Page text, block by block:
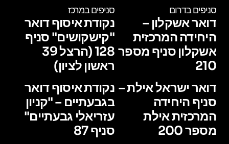
סניפים בדרום
דואר אשקלון –
היחידה המרכזית
אשקלון סניף מספר
210
דואר ישראל אילת –
סניף היחידה
המרכזית אילת
מספר 200
סניפים במרכז
נקודת איסוף דואר
"קישקושים" סניף
128 (הרצל 39
ראשון לציון)
נקודת איסוף דואר
בגבעתיים – "קניון
עזריאלי גבעתיים"
סניף 87